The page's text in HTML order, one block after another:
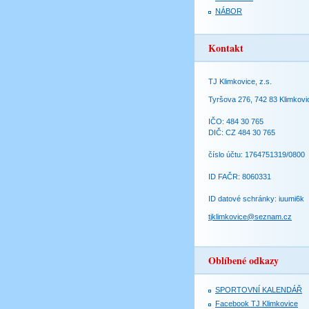
NÁBOR
Kontakt
TJ Klimkovice, z.s.
Tyršova 276, 742 83
IČO: 484 30 765
DIČ: CZ 484 30 765
číslo účtu: 1764751319/0800
ID FAČR: 8060331
ID datové schránky: iuumi6k
tjklimkovice@seznam.cz
Oblíbené odkazy
SPORTOVNÍ KALENDÁŘ
Facebook TJ Klimkovice